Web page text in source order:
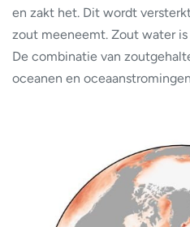
en zakt het. Dit wordt
zout meeneemt. Zout water
De combinatie van
oceanen en